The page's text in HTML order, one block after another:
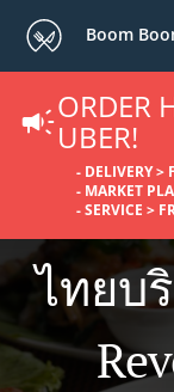
Boom
ORDER
UBER!
- DELIVERY >
- MARKET
- SERVICE >
ไทยบ